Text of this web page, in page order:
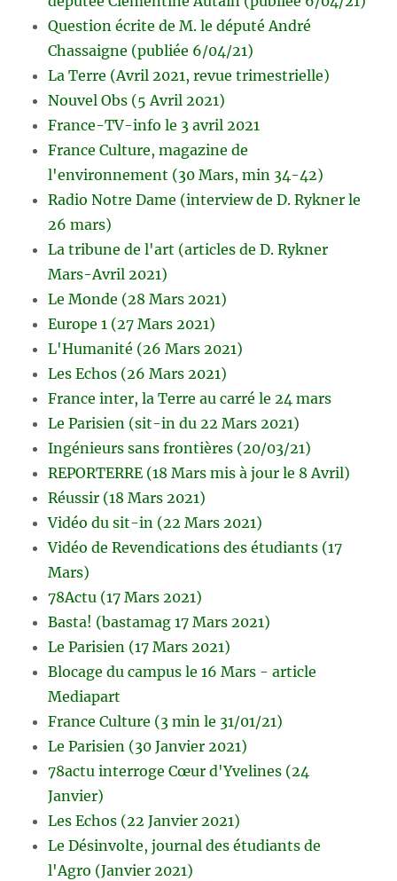
Question écrite de M. le député André
Chassaigne (publiée 6/04/21)
La Terre (Avril 2021, revue trimestrielle)
Nouvel Obs (5 Avril 2021)
France-TV-info le 3 avril 2021
France Culture, magazine de
l'environnement (30 Mars, min 34-42)
Radio Notre Dame (interview de D. Rykner le
26 mars)
La tribune de l'art (articles de D. Rykner
Mars-Avril 2021)
Le Monde (28 Mars 2021)
Europe 1 (27 Mars 2021)
L'Humanité (26 Mars 2021)
Les Echos (26 Mars 2021)
France inter, la Terre au carré le 24 mars
Le Parisien (sit-in du 22 Mars 2021)
Ingénieurs sans frontières (20/03/21)
REPORTERRE (18 Mars mis à jour le 8 Avril)
Réussir (18 Mars 2021)
Vidéo du sit-in (22 Mars 2021)
Vidéo de Revendications des étudiants (17
Mars)
78Actu (17 Mars 2021)
Basta! (bastamag 17 Mars 2021)
Le Parisien (17 Mars 2021)
Blocage du campus le 16 Mars - article
Mediapart
France Culture (3 min le 31/01/21)
Le Parisien (30 Janvier 2021)
78actu interroge Cœur d'Yvelines (24
Janvier)
Les Echos (22 Janvier 2021)
Le Désinvolte, journal des étudiants de
l'Agro (Janvier 2021)